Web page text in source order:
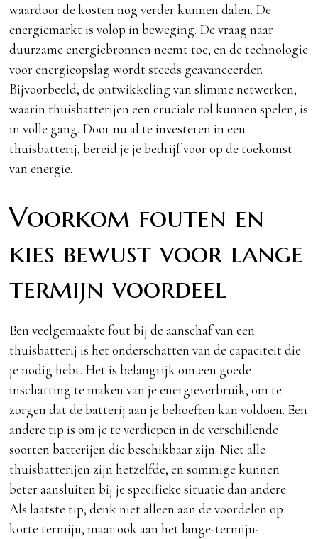
waardoor de kosten nog verder kunnen dalen. De
energiemarkt is volop in beweging. De vraag naar
duurzame energiebronnen neemt toe, en de technologie
voor energieopslag wordt steeds geavanceerder.
Bijvoorbeeld, de ontwikkeling van slimme netwerken,
waarin thuisbatterijen een cruciale rol kunnen spelen, is
in volle gang. Door nu al te investeren in een
thuisbatterij, bereid je je bedrijf voor op de toekomst
van energie.
Voorkom fouten en
kies bewust voor lange
termijn voordeel
Een veelgemaakte fout bij de aanschaf van een
thuisbatterij is het onderschatten van de capaciteit die
je nodig hebt. Het is belangrijk om een goede
inschatting te maken van je energieverbruik, om te
zorgen dat de batterij aan je behoeften kan voldoen. Een
andere tip is om je te verdiepen in de verschillende
soorten batterijen die beschikbaar zijn. Niet alle
thuisbatterijen zijn hetzelfde, en sommige kunnen
beter aansluiten bij je specifieke situatie dan andere.
Als laatste tip, denk niet alleen aan de voordelen op
korte termijn, maar ook aan het lange-termijn-